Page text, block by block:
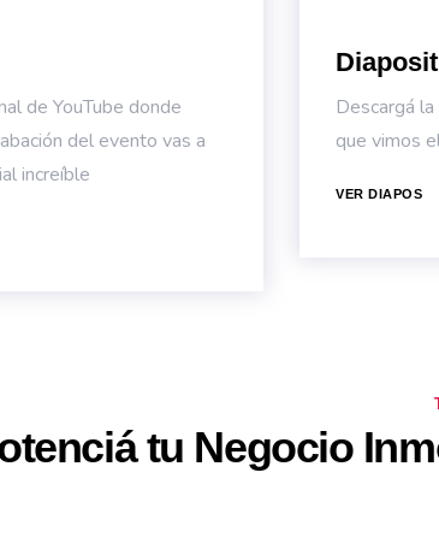
de YouTube donde
del evento vas a
increíble
Descargá
que vimos
VER DIAPOS
tu Negocio